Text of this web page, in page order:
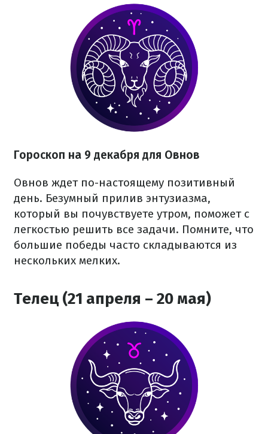
Гороскоп на 9 декабря для Овнов
Овнов ждет по-настоящему позитивный
день. Безумный прилив энтузиазма,
который вы почувствуете утром, поможет с
легкостью решить все задачи. Помните, что
большие победы часто складываются из
нескольких мелких.
Телец (21 апреля – 20 мая)